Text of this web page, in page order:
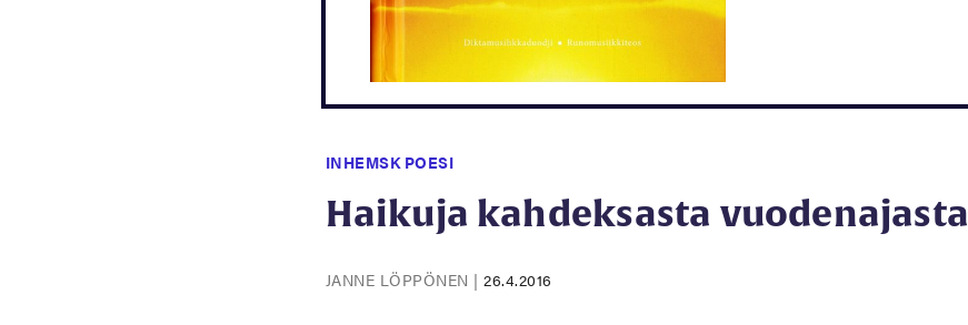
INHEMSK POESI
Haikuja kahdeksasta vuodenajasta
JANNE LÖPPÖNEN | 26.4.2016